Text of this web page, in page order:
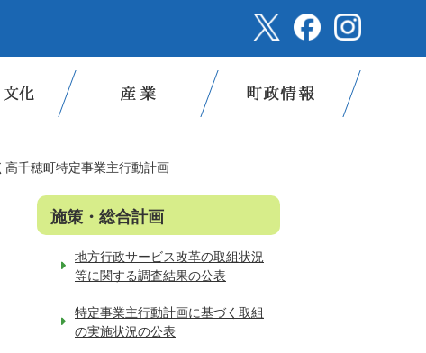
千穂町特定事業主行動計画
施策・総合計画
地方行政サービス改革の取組状況
等に関する調査結果の公表
特定事業主行動計画に基づく取組
の実施状況の公表